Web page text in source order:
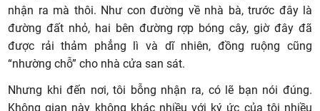
nhận ra mà thôi. Như con đường về nhà bà, trước đây là
đường đất nhỏ, hai bên đường rợp bóng cây, giờ đây đã
được rải thảm phẳng lì và dĩ nhiên, đồng ruộng cũng
“nhường chỗ” cho nhà cửa san sát.
Nhưng khi đến nơi, tôi bỗng nhận ra, có lẽ bạn nói đúng.
Không gian này không khác nhiều với ký ức của tôi nhiều